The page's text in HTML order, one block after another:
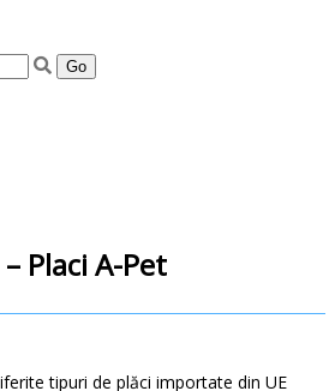
Placi A-Pet
tipuri de plăci importate din UE